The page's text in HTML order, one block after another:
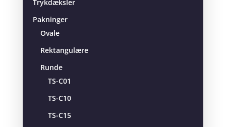
Trykdæksler
Pakninger
Ovale
Rektangulære
Runde
TS-C01
TS-C10
TS-C15